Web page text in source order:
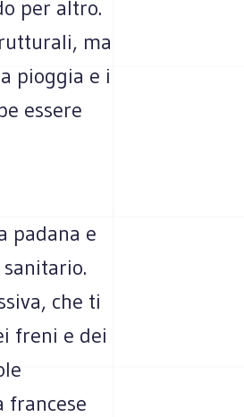
per altro.
ma
pioggia e i
essere
padana e
che ti
freni e dei
francese